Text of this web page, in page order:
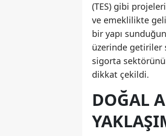
(TES) gibi
ve emeklilikte
bir yapı
üzerinde getiriler
sigorta
dikkat çekildi.
DOĞAL